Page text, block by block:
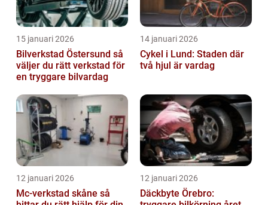
15 januari 2026
Bilverkstad Östersund så
väljer du rätt verkstad för
en tryggare bilvardag
14 januari 2026
Cykel i Lund: Staden där
två hjul är vardag
12 januari 2026
Mc-verkstad skåne så
12 januari 2026
Däckbyte Örebro: